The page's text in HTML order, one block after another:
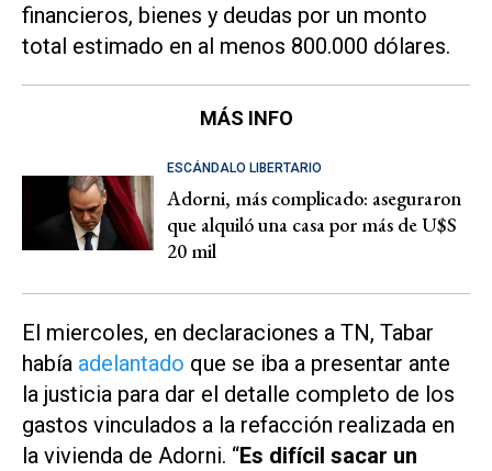
financieros, bienes y deudas por un monto
total estimado en al menos 800.000 dólares.
MÁS INFO
ESCÁNDALO LIBERTARIO
Adorni, más complicado: aseguraron
que alquiló una casa por más de U$S
20 mil
El miercoles, en declaraciones a TN, Tabar
había adelantado que se iba a presentar ante
la justicia para dar el detalle completo de los
gastos vinculados a la refacción realizada en
la vivienda de Adorni. “Es difícil sacar un